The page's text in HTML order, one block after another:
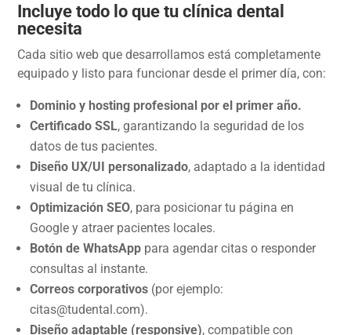
Incluye todo lo que tu clínica dental
necesita
Cada sitio web que desarrollamos está completamente
equipado y listo para funcionar desde el primer día, con:
Dominio y hosting profesional por el primer año.
Certificado SSL, garantizando la seguridad de los
datos de tus pacientes.
Diseño UX/UI personalizado, adaptado a la identidad
visual de tu clínica.
Optimización SEO, para posicionar tu página en
Google y atraer pacientes locales.
Botón de WhatsApp para agendar citas o responder
consultas al instante.
Correos corporativos (por ejemplo:
citas@tudental.com).
Diseño adaptable (responsive), compatible con